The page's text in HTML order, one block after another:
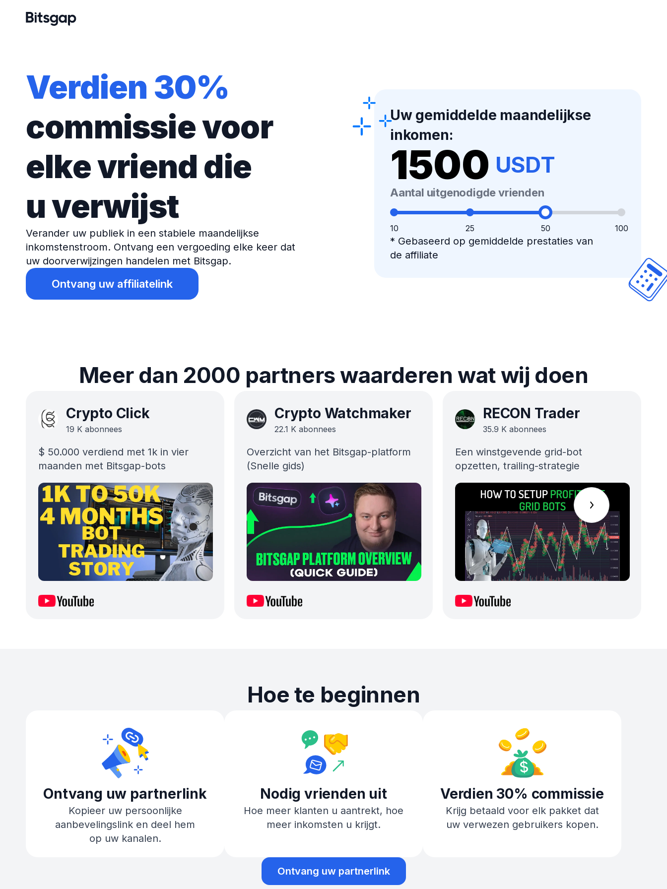
Verdien 30%
commissie voor
elke vriend die
u verwijst
Verander uw publiek in een stabiele maandelijkse
inkomstenstroom. Ontvang een vergoeding elke keer dat
uw doorverwijzingen handelen met Bitsgap.
Ontvang uw affiliatelink
Uw gemiddelde maandelijkse
inkomen:
1500 USDT
Aantal uitgenodigde vrienden
10 25 50 100
* Gebaseerd op gemiddelde prestaties van
de affiliate
Meer dan 2000 partners waarderen wat wij doen
Crypto Click
19 K abonnees
$ 50.000 verdiend met 1k in vier
maanden met Bitsgap-bots
Crypto Watchmaker
22.1 K abonnees
Overzicht van het Bitsgap-platform
(Snelle gids)
RECON Trader
35.9 K abonnees
Een winstgevende grid-bot
opzetten, trailing-strategie
Scroll naar rechts
Hoe te beginnen
Ontvang uw partnerlink
Kopieer uw persoonlijke
aanbevelingslink en deel hem
op uw kanalen.
Nodig vrienden uit
Hoe meer klanten u aantrekt, hoe
meer inkomsten u krijgt.
Verdien 30% commissie
Krijg betaald voor elk pakket dat
uw verwezen gebruikers kopen.
Ontvang uw partnerlink